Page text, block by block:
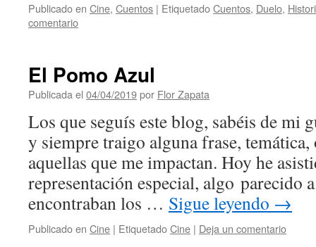
Publicado en Cine, Cuentos | EtiquetadoCuentos, Duelo,
comentario
El Pomo Azul
Publicada el 04/04/2019por Flor Zapata
Los que seguís este blog, sabéis de mi
y siempre traigo alguna frase,
aquellas que me impactan. Hoy he
representación especial, algo parecido
encontraban los … Sigue leyendo →
Publicado en Cine | EtiquetadoCine | Deja un comentario